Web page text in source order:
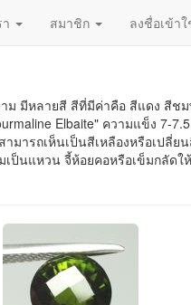
สมาชิก ลงชื่อเข้า
มีหลายสี สีที่มีค่าคือ สีแดง สีช
Elbaite" ความแข็ง 7-
ารถเห็นเป็นสีเหลืองหรือเปลี่
นแหวน จี้ห้อยคอหรือเข็มกลัดใ